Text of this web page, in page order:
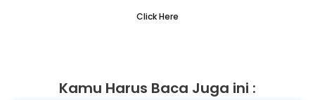
Click Here
Kamu Harus Baca Juga ini :